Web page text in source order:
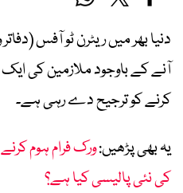
دنیا بھر میں ریٹرن ٹو آفس
آنے کے باوجود ملازمین کی
کرنے کو ترجیح دے رہی ہے۔
یہ بھی پڑھیں:ورک فرام ہوم
کی نئی پالیسی کیا ہے؟